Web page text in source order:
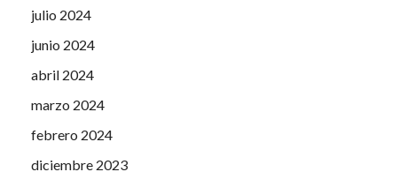
julio 2024
junio 2024
abril 2024
marzo 2024
febrero 2024
diciembre 2023